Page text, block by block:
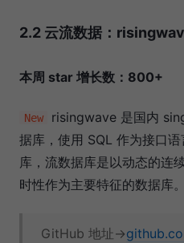
2.2 云流数据：
本周 star 增长数：800+
New
risingwave 是国内
据库，使用 SQL 作为接口
库，流数据库是以动态的连
时性作为主要特征的数据库。
GitHub 地址→